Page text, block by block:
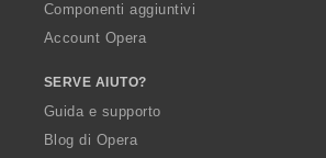
Componenti aggiuntivi
Account Opera
SERVE AIUTO?
Guida e supporto
Blog di Opera